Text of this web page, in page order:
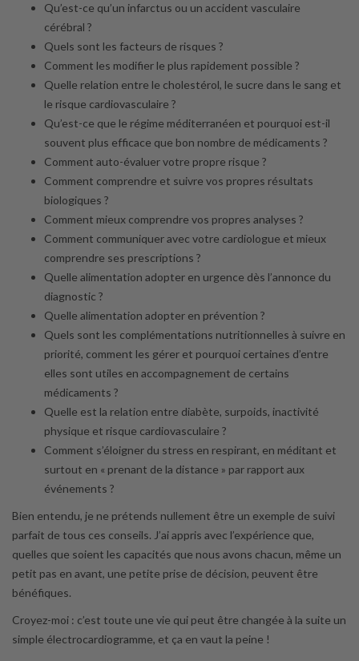
Qu’est-ce qu’un infarctus ou un accident vasculaire
cérébral ?
Quels sont les facteurs de risques ?
Comment les modifier le plus rapidement possible ?
Quelle relation entre le cholestérol, le sucre dans le sang et
le risque cardiovasculaire ?
Qu’est-ce que le régime méditerranéen et pourquoi est-il
souvent plus efficace que bon nombre de médicaments ?
Comment auto-évaluer votre propre risque ?
Comment comprendre et suivre vos propres résultats
biologiques ?
Comment mieux comprendre vos propres analyses ?
Comment communiquer avec votre cardiologue et mieux
comprendre ses prescriptions ?
Quelle alimentation adopter en urgence dès l’annonce du
diagnostic ?
Quelle alimentation adopter en prévention ?
Quels sont les complémentations nutritionnelles à suivre en
priorité, comment les gérer et pourquoi certaines d’entre
elles sont utiles en accompagnement de certains
médicaments ?
Quelle est la relation entre diabète, surpoids, inactivité
physique et risque cardiovasculaire ?
Comment s’éloigner du stress en respirant, en méditant et
surtout en « prenant de la distance » par rapport aux
événements ?
Bien entendu, je ne prétends nullement être un exemple de suivi
parfait de tous ces conseils. J’ai appris avec l’expérience que,
quelles que soient les capacités que nous avons chacun, même un
petit pas en avant, une petite prise de décision, peuvent être
bénéfiques.
Croyez-moi : c’est toute une vie qui peut être changée à la suite un
simple électrocardiogramme, et ça en vaut la peine !